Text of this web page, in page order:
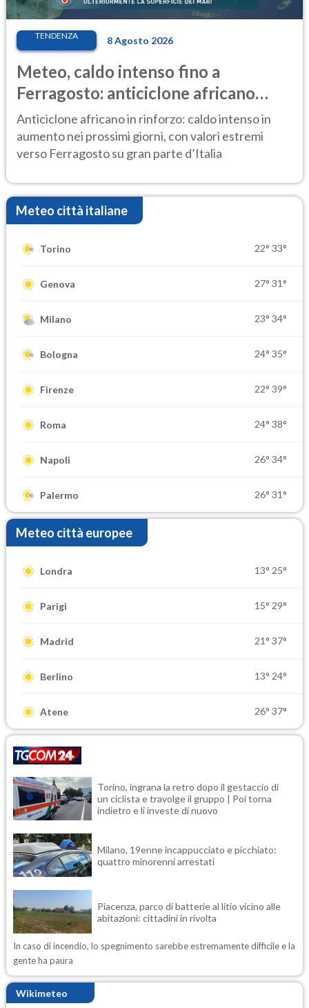
TENDENZA 8 Agosto 2026
Meteo, caldo intenso fino a
Ferragosto: anticiclone africano
ancora protagonista
Anticiclone africano in rinforzo: caldo intenso in
aumento nei prossimi giorni, con valori estremi
verso Ferragosto su gran parte d’Italia
Meteo città italiane
Torino 22° 33°
Genova 27° 31°
Milano 23° 34°
Bologna 24° 35°
Firenze 22° 39°
Roma 24° 38°
Napoli 26° 34°
Palermo 26° 31°
Meteo città europee
Londra 13° 25°
Parigi 15° 29°
Madrid 21° 37°
Berlino 13° 24°
Atene 26° 37°
Torino, ingrana la retro dopo il gestaccio di
un ciclista e travolge il gruppo | Poi torna
indietro e li investe di nuovo
Milano, 19enne incappucciato e picchiato:
quattro minorenni arrestati
Piacenza, parco di batterie al litio vicino alle
abitazioni: cittadini in rivolta
In caso di incendio, lo spegnimento sarebbe estremamente difficile e la
gente ha paura
Wikimeteo